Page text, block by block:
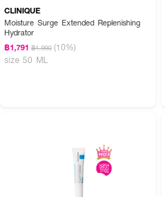
CLINIQUE
Moisture Surge Extended Replenishing
Hydrator
฿1,791 ฿1,990 (10%)
size 50 ML